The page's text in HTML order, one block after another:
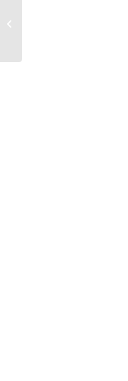
PUBLICO: El
pensión de viudedad a